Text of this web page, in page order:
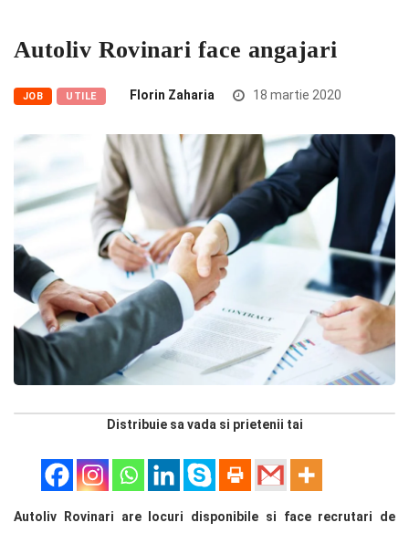
Autoliv Rovinari face angajari
JOB UTILE Florin Zaharia 18 martie 2020
Distribuie sa vada si prietenii tai
Autoliv Rovinari are locuri disponibile si face recrutari de